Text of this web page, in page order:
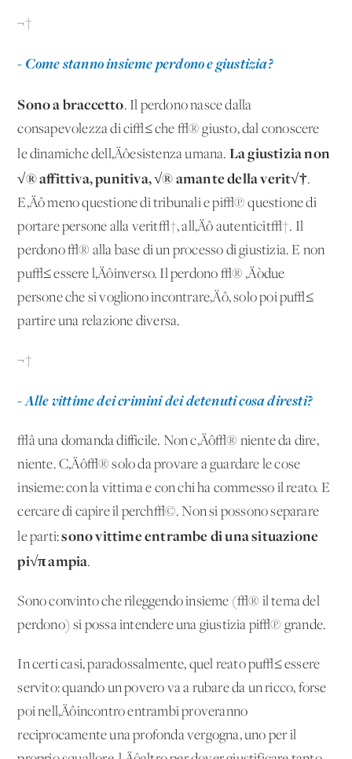
¬†
- Come stanno insieme perdono e giustizia?
Sono a braccetto. Il perdono nasce dalla
consapevolezza di ci√≤ che √® giusto, dal conoscere
le dinamiche dell‚Äôesistenza umana. La giustizia non
√® affittiva, punitiva, √® amante della verit√†.
E‚Äô meno questione di tribunali e pi√π questione di
portare persone alla verit√†, all‚Äô autenticit√†. Il
perdono √® alla base di un processo di giustizia. E non
pu√≤ essere l‚Äôinverso. Il perdono √® ‚Äòdue
persone che si vogliono incontrare‚Äô, solo poi pu√≤
partire una relazione diversa.
¬†
- Alle vittime dei crimini dei detenuti cosa diresti?
√â una domanda difficile. Non c‚Äô√® niente da dire,
niente. C‚Äô√® solo da provare a guardare le cose
insieme: con la vittima e con chi ha commesso il reato. E
cercare di capire il perch√©. Non si possono separare
le parti:sono vittime entrambe di una situazione
pi√π ampia.
Sono convinto che rileggendo insieme (√® il tema del
perdono) si possa intendere una giustizia pi√π grande.
In certi casi, paradossalmente, quel reato pu√≤ essere
servito: quando un povero va a rubare da un ricco, forse
poi nell‚Äôincontro entrambi proveranno
reciprocamente una profonda vergogna, uno per il